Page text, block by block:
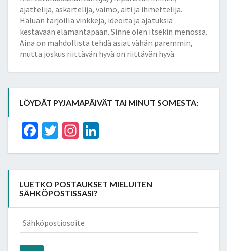
ajattelija, askartelija, vaimo, äiti ja ihmettelijä.
Haluan tarjoilla vinkkejä, ideoita ja ajatuksia
kestävään elämäntapaan. Sinne olen itsekin menossa.
Aina on mahdollista tehdä asiat vähän paremmin,
mutta joskus riittävän hyvä on riittävän hyvä.
LÖYDÄT PYJAMAPÄIVÄT TAI MINUT SOMESTA:
Facebook
TwitterInstagram
LUETKO POSTAUKSET MIELUITEN
SÄHKÖPOSTISSASI?
Sähköpostiosoite